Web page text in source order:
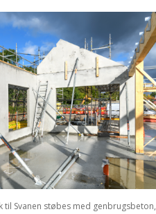
Svanen støbes med genbrugsbeton,